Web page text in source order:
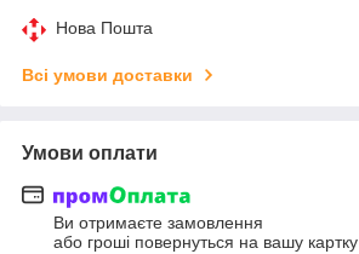
Нова Пошта
Всі умови доставки
Умови оплати
Ви отримаєте замовлення
або гроші повернуться на вашу картку